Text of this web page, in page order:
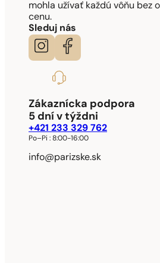
mohla užívať každú vôňu bez
cenu.
Sleduj nás
Zákaznícka podpora
5 dní v týždni
+421 233 329 762
Po–Pi : 8:00-16:00
info@parizske.sk